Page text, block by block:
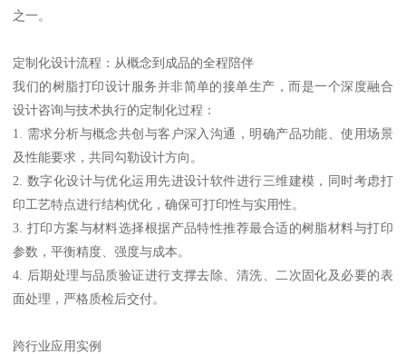
之一。
定制化设计流程：从概念到成品的全程陪伴
我们的树脂打印设计服务并非简单的接单生产，而是一个深度融合
设计咨询与技术执行的定制化过程：
1. 需求分析与概念共创与客户深入沟通，明确产品功能、使用场景
及性能要求，共同勾勒设计方向。
2. 数字化设计与优化运用先进设计软件进行三维建模，同时考虑打
印工艺特点进行结构优化，确保可打印性与实用性。
3. 打印方案与材料选择根据产品特性推荐最合适的树脂材料与打印
参数，平衡精度、强度与成本。
4. 后期处理与品质验证进行支撑去除、清洗、二次固化及必要的表
面处理，严格质检后交付。
跨行业应用实例